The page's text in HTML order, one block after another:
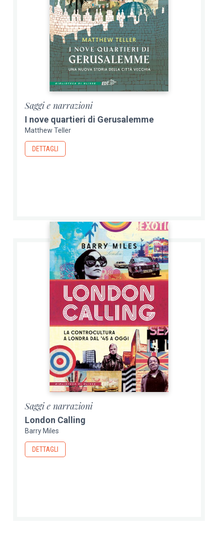
Saggi e narrazioni
I nove quartieri di Gerusalemme
Matthew Teller
DETTAGLI
Saggi e narrazioni
London Calling
Barry Miles
DETTAGLI